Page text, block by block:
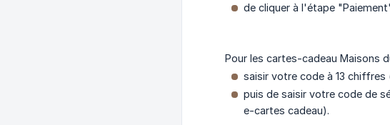
de cliquer à l'étape
Pour les cartes-cadeau Maisons
saisir votre code à 13
puis de saisir votre code de
e-cartes cadeau).